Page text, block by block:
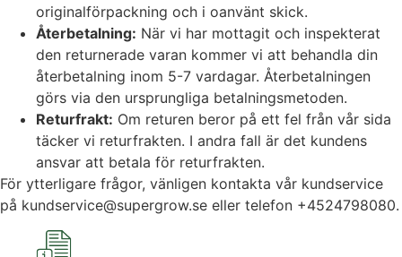
originalförpackning och i oanvänt skick.
Återbetalning: När vi har mottagit och inspekterat
den returnerade varan kommer vi att behandla din
återbetalning inom 5-7 vardagar. Återbetalningen
görs via den ursprungliga betalningsmetoden.
Returfrakt: Om returen beror på ett fel från vår sida
täcker vi returfrakten. I andra fall är det kundens
ansvar att betala för returfrakten.
För ytterligare frågor, vänligen kontakta vår kundservice
på kundservice@supergrow.se eller telefon +4524798080.